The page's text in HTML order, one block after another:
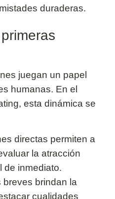
duraderas.
juegan un papel
humanas. En el
esta dinámica se
directas permiten a
la atracción
de inmediato.
brindan la
cualidades